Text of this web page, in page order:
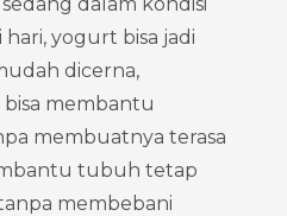
yogurt bisa jadi
dicerna,
bisa membantu
membuatnya terasa
tubuh tetap
membebani